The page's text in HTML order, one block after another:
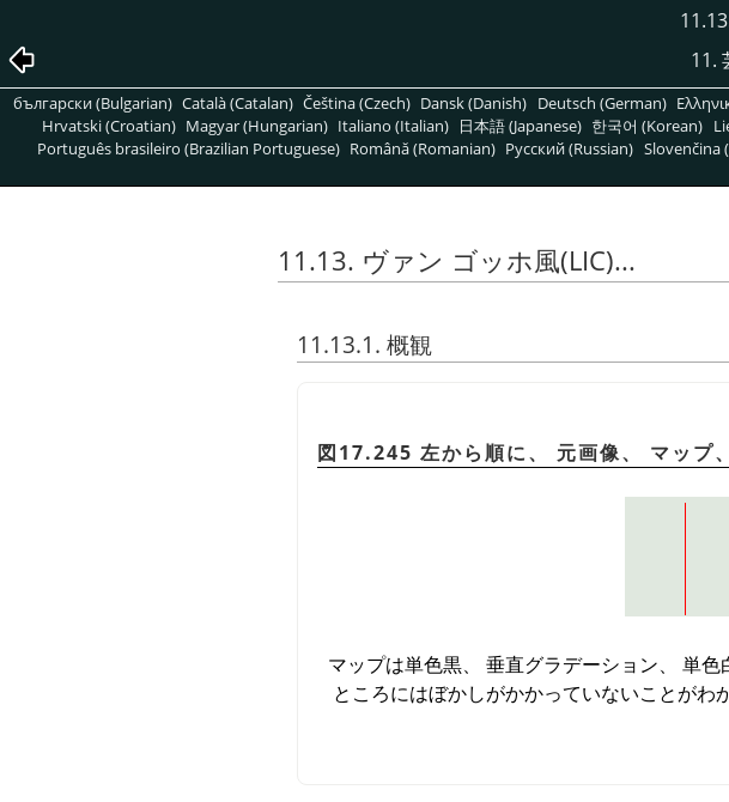
11.
български (Bulgarian) Català (Catalan) Čeština (Czech) Dansk (Danish) Deutsch (German)
Hrvatski (Croatian) Magyar (Hungarian) Italiano (Italian) 日本語 (Japanese) 한국어 (Korean)
Português brasileiro (Brazilian Portuguese) Română (Romanian) Pусский (Russian) Slovenčina
11.13. ヴァン ゴッホ風(LIC)...
11.13.1. 概観
図17.245 左から順に、 元画像、 マップ
マップは単色黒、 垂直グラデーション、 単
ところにはぼかしがかかっていないことが